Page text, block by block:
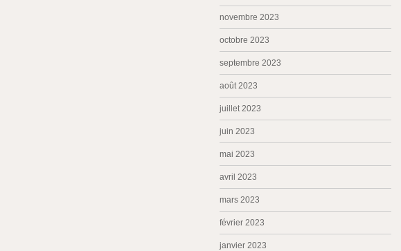
novembre 2023
octobre 2023
septembre 2023
août 2023
juillet 2023
juin 2023
mai 2023
avril 2023
mars 2023
février 2023
janvier 2023